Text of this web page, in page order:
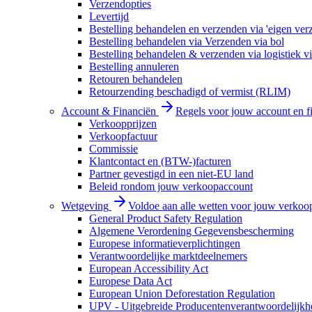
Verzendopties
Levertijd
Bestelling behandelen en verzenden via 'eigen
Bestelling behandelen via Verzenden via bol
Bestelling behandelen & verzenden via logistiek
Bestelling annuleren
Retouren behandelen
Retourzending beschadigd of vermist (RLIM)
Account & Financiën
Regels voor jouw account en
Verkoopprijzen
Verkoopfactuur
Commissie
Klantcontact en (BTW-)facturen
Partner gevestigd in een niet-EU land
Beleid rondom jouw verkoopaccount
Wetgeving
Voldoe aan alle wetten voor jouw
General Product Safety Regulation
Algemene Verordening Gegevensbescherming
Europese informatieverplichtingen
Verantwoordelijke marktdeelnemers
European Accessibility Act
Europese Data Act
European Union Deforestation Regulation
UPV - Uitgebreide